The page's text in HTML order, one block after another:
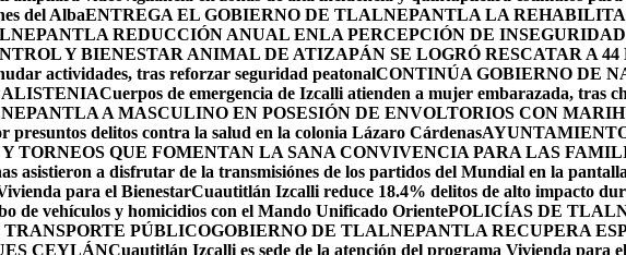
del AlbaENTREGA EL GOBIERNO DE TLALNEPANTLA LA
REDUCCIÓN ANUAL ENLA PERCEPCIÓN DE
Y BIENESTAR ANIMAL DE ATIZAPÁN SE LOGRÓ RESCATAR A 44
actividades, tras reforzar seguridad peatonalCONTINÚA GOBIERNO DE
Cuerpos de emergencia de Izcalli atienden a mujer embarazada, tras
A MASCULINO EN POSESIÓN DE ENVOLTORIOS CON
presuntos delitos contra la salud en la colonia Lázaro Cárdenas
TORNEOS QUE FOMENTAN LA SANA CONVIVENCIA PARA LAS
asistieron a disfrutar de la transmisiónes de los partidos del Mundial en la
para el BienestarCuautitlán Izcalli reduce 18.4% delitos de alto impacto
de vehículos y homicidios con el Mando Unificado OrientePOLICÍAS DE
PÚBLICOGOBIERNO DE TLALNEPANTLA RECUPERA
CEYLÁNCuautitlán Izcalli es sede de la atención del programa Vivienda para